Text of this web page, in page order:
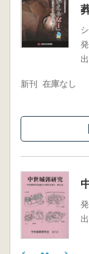
新刊 在庫なし